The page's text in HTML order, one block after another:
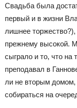
Свадьба была
первый и в жизни
лишнее
прежнему высокой.
сыграло и то, что на
преподавал в
ли не вторым домом,
собираться на